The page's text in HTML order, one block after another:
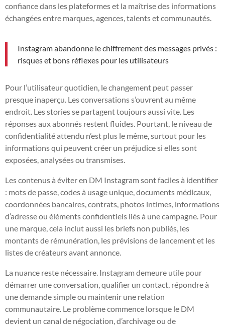
confiance dans les plateformes et la maîtrise des informations
échangées entre marques, agences, talents et communautés.
Instagram abandonne le chiffrement des messages privés :
risques et bons réflexes pour les utilisateurs
Pour l’utilisateur quotidien, le changement peut passer
presque inaperçu. Les conversations s’ouvrent au même
endroit. Les stories se partagent toujours aussi vite. Les
réponses aux abonnés restent fluides. Pourtant, le niveau de
confidentialité attendu n’est plus le même, surtout pour les
informations qui peuvent créer un préjudice si elles sont
exposées, analysées ou transmises.
Les contenus à éviter en DM Instagram sont faciles à identifier
: mots de passe, codes à usage unique, documents médicaux,
coordonnées bancaires, contrats, photos intimes, informations
d’adresse ou éléments confidentiels liés à une campagne. Pour
une marque, cela inclut aussi les briefs non publiés, les
montants de rémunération, les prévisions de lancement et les
listes de créateurs avant annonce.
La nuance reste nécessaire. Instagram demeure utile pour
démarrer une conversation, qualifier un contact, répondre à
une demande simple ou maintenir une relation
communautaire. Le problème commence lorsque le DM
devient un canal de négociation, d’archivage ou de